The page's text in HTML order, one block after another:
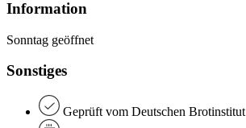
Information
Sonntag geöffnet
Sonstiges
Geprüft vom Deutschen Brotinstitut